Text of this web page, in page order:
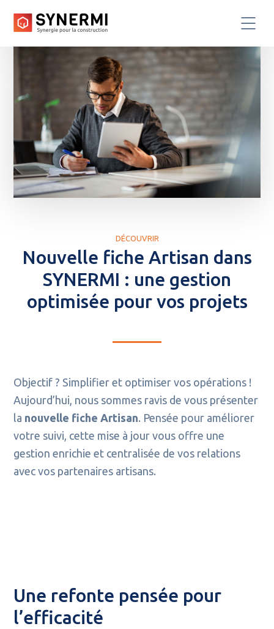
DÉCOUVRIR
Nouvelle fiche Artisan dans
SYNERMI : une gestion
optimisée pour vos projets
Objectif ? Simplifier et optimiser vos opérations !
Aujourd’hui, nous sommes ravis de vous présenter
la nouvelle fiche Artisan. Pensée pour améliorer
votre suivi, cette mise à jour vous offre une
gestion enrichie et centralisée de vos relations
avec vos partenaires artisans.
Une refonte pensée pour
l’efficacité